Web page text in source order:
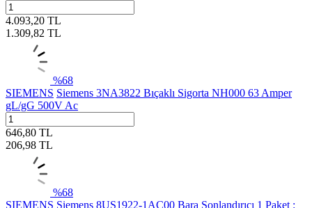
4.093,20 TL
1.309,82 TL
%68
SIEMENS Siemens 3NA3822 Bıçaklı Sigorta NH000 63 Amper
gL/gG 500V Ac
646,80 TL
206,98 TL
%68
SIEMENS Siemens 8US1922-1AC00 Bara Sonlandırıcı 1 Paket :